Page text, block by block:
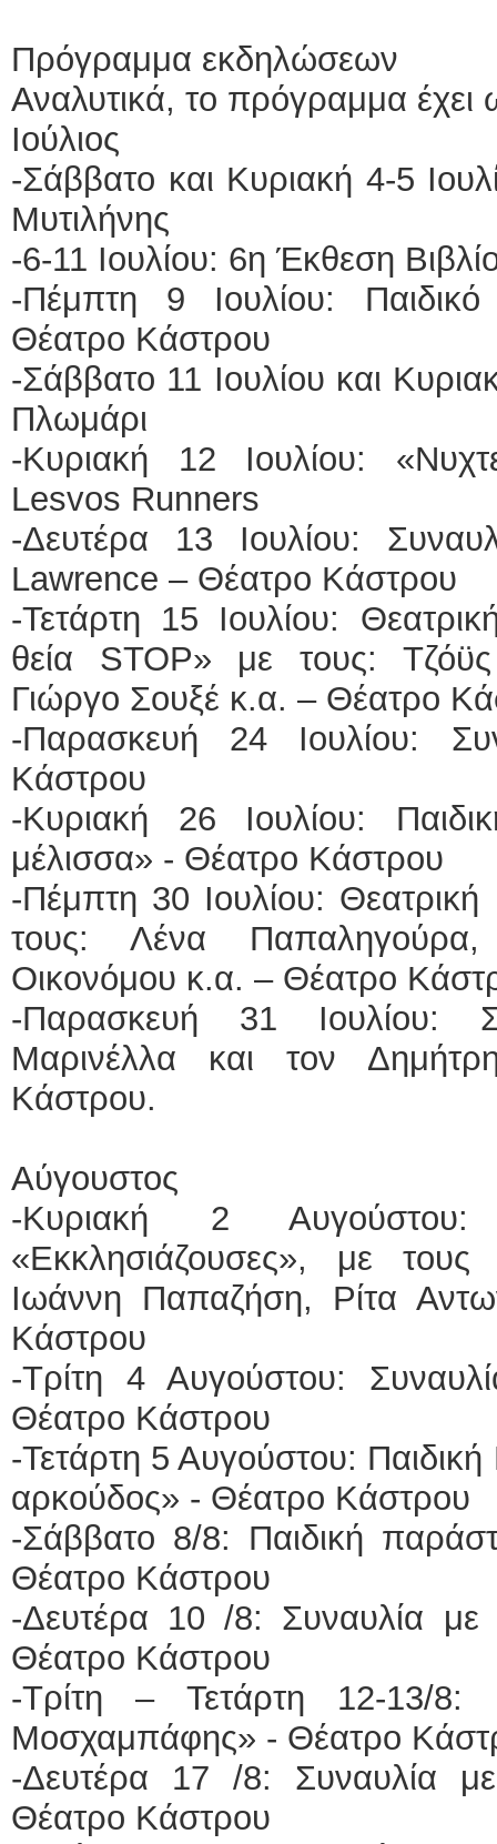
Πρόγραμμα εκδηλώσεων
Αναλυτικά, το πρόγραμμα έχει
Ιούλιος
-Σάββατο και Κυριακή 4-5
Μυτιλήνης
-6-11 Ιουλίου: 6η Έκθεση
-Πέμπτη 9 Ιουλίου:
Θέατρο Κάστρου
-Σάββατο 11 Ιουλίου και
Πλωμάρι
-Κυριακή 12 Ιουλίου:
Lesvos Runners
-Δευτέρα 13 Ιουλίου:
Lawrence – Θέατρο Κάστρου
-Τετάρτη 15 Ιουλίου:
θεία STOP» με τους:
Γιώργο Σουξέ κ.α. – Θέατρο
-Παρασκευή 24 Ιουλίου:
Κάστρου
-Κυριακή 26 Ιουλίου:
μέλισσα» - Θέατρο Κάστρου
-Πέμπτη 30 Ιουλίου:
τους: Λένα
Οικονόμου κ.α. – Θέατρο
-Παρασκευή 31 Ιουλίου:
Μαρινέλλα και τον
Κάστρου.
Αύγουστος
-Κυριακή 2 Αυγούστου:
«Εκκλησιάζουσες», με
Ιωάννη Παπαζήση, Ρίτα
Κάστρου
-Τρίτη 4 Αυγούστου:
Θέατρο Κάστρου
-Τετάρτη 5 Αυγούστου:
αρκούδος» - Θέατρο Κάστρου
-Σάββατο 8/8: Παιδική
Θέατρο Κάστρου
-Δευτέρα 10 /8: Συναυλία
Θέατρο Κάστρου
-Τρίτη – Τετάρτη 12-13/8:
Μοσχαμπάφης» - Θέατρο
-Δευτέρα 17 /8: Συναυλία
Θέατρο Κάστρου